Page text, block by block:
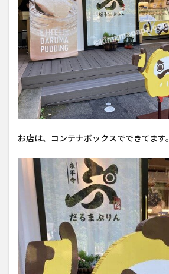
お店は、コンテナボックスでできてます。